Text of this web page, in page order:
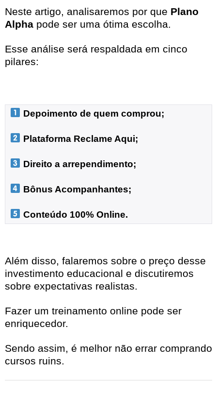
Neste artigo, analisaremos por que Plano
Alpha pode ser uma ótima escolha.
Esse análise será respaldada em cinco
pilares:
Depoimento de quem comprou;
Plataforma Reclame Aqui;
Direito a arrependimento;
Bônus Acompanhantes;
Conteúdo 100% Online.
Além disso, falaremos sobre o preço desse
investimento educacional e discutiremos
sobre expectativas realistas.
Fazer um treinamento online pode ser
enriquecedor.
Sendo assim, é melhor não errar comprando
cursos ruins.